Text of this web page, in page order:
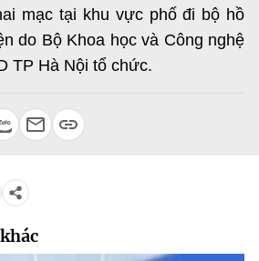
chất lượng
tử
chất lượng
tử
mạc tại khu vực phố đi bộ hồ
do Bộ Khoa học và Công nghệ
TP Hà Nội tổ chức.